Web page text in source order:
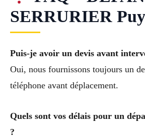
SERRURIER
Puis-je avoir un devis avant
Oui, nous fournissons toujours un
téléphone avant déplacement.
Quels sont vos délais pour un
?